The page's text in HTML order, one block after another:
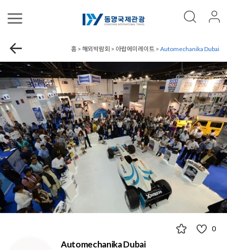
홈 > 해외박람회 > 아랍에미레이트 > Automechanika Dubai
0
Automechanika Dubai